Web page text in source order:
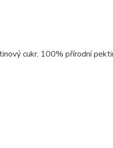
cukr, 100% přírodní